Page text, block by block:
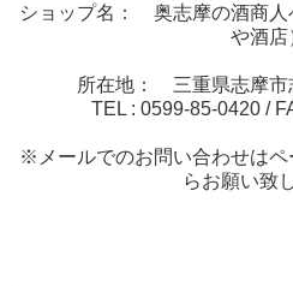
ショップ名： 奥志摩の酒商人
や酒店
所在地： 三重県志摩市
TEL : 0599-85-0420 /
※メールでのお問い合わせは
らお願い致